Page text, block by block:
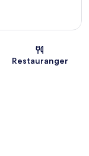
Restauranger